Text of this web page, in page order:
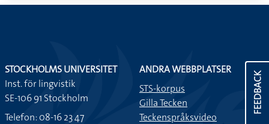
FEEDBACK
STOCKHOLMS UNIVERSITET
Inst. för lingvistik
SE-106 91 Stockholm
Telefon: 08-16 23 47
ANDRA WEBBPLATSER
STS-korpus
Gilla Tecken
Teckenspråksvideo